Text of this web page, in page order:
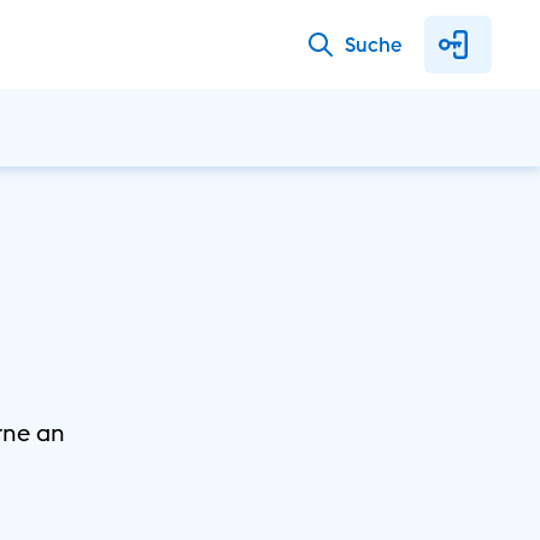
Suche
an